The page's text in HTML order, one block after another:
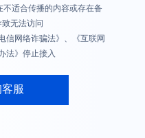
适合传播的内容或存在备
无法访问
信网络诈骗法》、《互联网
法》停止接入
服